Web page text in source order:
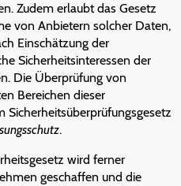
Zudem erlaubt das Gesetz
von Anbietern solcher Daten,
Einschätzung der
Sicherheitsinteressen der
Die Überprüfung von
Bereichen dieser
.
wird ferner
geschaffen und die